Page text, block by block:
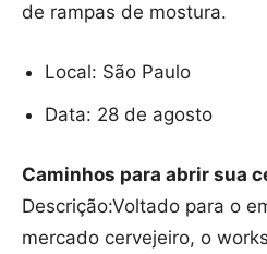
de rampas de mostura.
Local: São Paulo
Data: 28 de agosto
Caminhos para abrir sua
Descrição:Voltado para o
mercado cervejeiro, o